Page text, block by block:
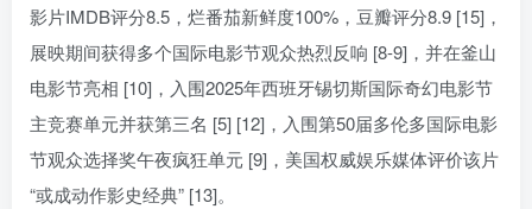
影片IMDB评分8.5，烂番茄新鲜度100%，豆瓣评分8.9 [15]，
展映期间获得多个国际电影节观众热烈反响 [8-9]，并在釜山
电影节亮相 [10]，入围2025年西班牙锡切斯国际奇幻电影节
主竞赛单元并获第三名 [5] [12]，入围第50届多伦多国际电影
节观众选择奖午夜疯狂单元 [9]，美国权威娱乐媒体评价该片
“或成动作影史经典” [13]。